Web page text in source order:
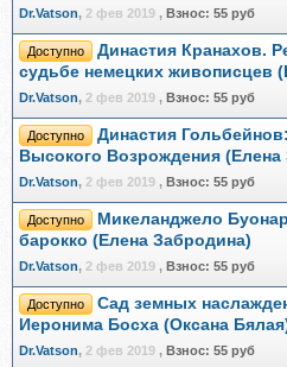
Dr.Vatson, 2 фев 2019 , Взнос: 55 руб
Доступно
Династия Кранахов.
судьбе немецких живописцев
Dr.Vatson, 2 фев 2019 , Взнос: 55 руб
Доступно
Династия
Высокого Возрождения (Елена
Dr.Vatson, 2 фев 2019 , Взнос: 55 руб
Доступно
Микеланджело
барокко (Елена Забродина)
Dr.Vatson, 2 фев 2019 , Взнос: 55 руб
Доступно
Сад земных
Иеронима Босха (Оксана
Dr.Vatson, 2 фев 2019 , Взнос: 55 руб